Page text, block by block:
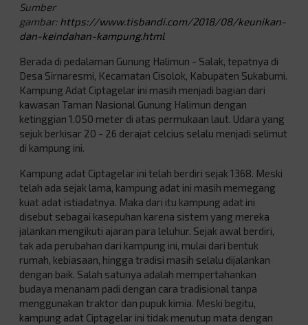
Sumber
gambar: https://www.tisbandi.com/2018/08/keunikan-
dan-keindahan-kampung.html
Berada di pedalaman Gunung Halimun - Salak, tepatnya di
Desa Sirnaresmi, Kecamatan Cisolok, Kabupaten Sukabumi.
Kampung Adat Ciptagelar ini masih menjadi bagian dari
kawasan Taman Nasional Gunung Halimun dengan
ketinggian 1.050 meter di atas permukaan laut. Udara yang
sejuk berkisar 20 - 26 derajat celcius selalu menjadi selimut
di kampung ini.
Kampung adat Ciptagelar ini telah berdiri sejak 1368. Meski
telah ada sejak lama, kampung adat ini masih memegang
kuat adat istiadatnya. Maka dari itu kampung adat ini
disebut sebagai kasepuhan karena sistem yang mereka
jalankan mengikuti ajaran para leluhur. Sejak awal berdiri,
tak ada perubahan dari kampung ini, mulai dari bentuk
rumah, kebiasaan, hingga tradisi masih selalu dijalankan
dengan baik. Salah satunya adalah mempertahankan
budaya menanam padi dengan cara tradisional tanpa
menggunakan traktor dan pupuk kimia. Meski begitu,
kampung adat Ciptagelar ini tidak menutup mata dengan